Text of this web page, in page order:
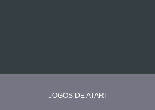
JOGOS DE ATARI